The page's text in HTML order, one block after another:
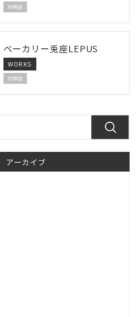
物販店
ベーカリー兎座LEPUS
WORKS
物販店
アーカイブ